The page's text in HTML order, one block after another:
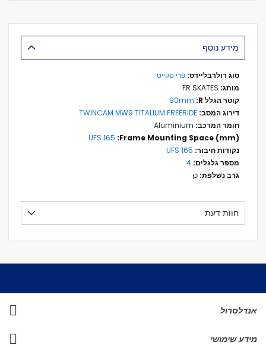
מידע נוסף
מידע
נוסף
פרי סקייט
90mm
TWINCAM MW9 TITALIUM FREERIDE
165 UFS
165 UFS
4
כן
חוות דעת
אנדלסרול
מידע שימושי